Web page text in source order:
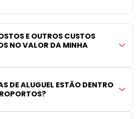
E OUTROS CUSTOS
NO VALOR DA MINHA
DE ALUGUEL ESTÃO DENTRO